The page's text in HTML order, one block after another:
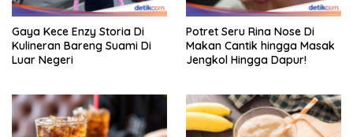
Gaya Kece Enzy Storia Di
Kulineran Bareng Suami Di
Luar Negeri
Potret Seru Rina Nose Di
Makan Cantik hingga Masak
Jengkol Hingga Dapur!